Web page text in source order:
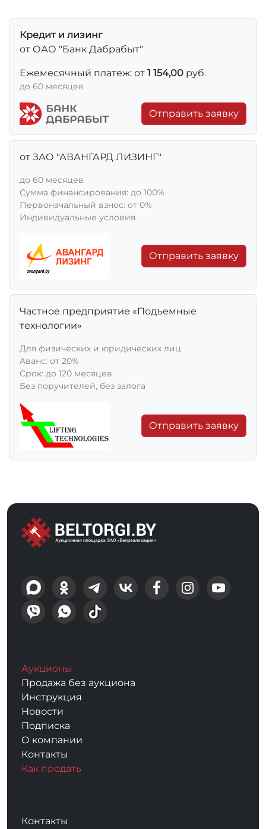
Кредит и лизинг
от ОАО "Банк Дабрабыт"
Ежемесячный платеж: от 1 154,00 руб.
до 60 месяцев
Отправить заявку
от ЗАО "АВАНГАРД ЛИЗИНГ"
до 60 месяцев
Сумма финансирования: до 100%
Первоначальный взнос: от 0%
Индивидуальные условия
Отправить заявку
Частное предприятие «Подъемные
технологии»
Для физических и юридических лиц
Aванс: от 20%
Срок: до 120 месяцев
Без поручителей, без залога
Отправить заявку
Аукционы
Продажа без аукциона
Инструкция
Новости
Подписка
О компании
Контакты
Как продать
Контакты